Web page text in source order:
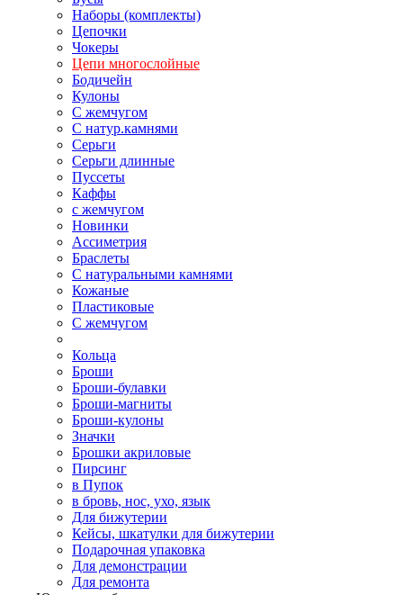
Наборы (комплекты)
Цепочки
Чокеры
Цепи многослойные
Бодичейн
Кулоны
С жемчугом
С натур.камнями
Серьги
Серьги длинные
Пуссеты
Каффы
с жемчугом
Новинки
Ассиметрия
Браслеты
С натуральными камнями
Кожаные
Пластиковые
С жемчугом
Кольца
Броши
Броши-булавки
Броши-магниты
Броши-кулоны
Значки
Брошки акриловые
Пирсинг
в Пупок
в бровь, нос, ухо, язык
Для бижутерии
Кейсы, шкатулки для бижутерии
Подарочная упаковка
Для демонстрации
Для ремонта